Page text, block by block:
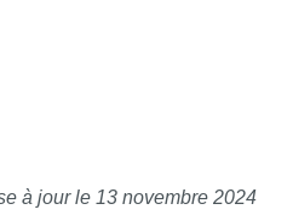
à jour le 13 novembre 2024